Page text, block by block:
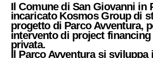
Il Comune di San Giovanni in
incaricato Kosmos Group di
progetto di Parco Avventura,
intervento di project
privata.
Il Parco Avventura si sviluppa